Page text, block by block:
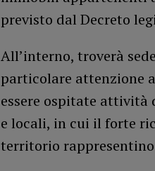
previsto dal Decreto
All’interno, troverà
particolare attenzione
essere ospitate attività
e locali, in cui il forte
territorio